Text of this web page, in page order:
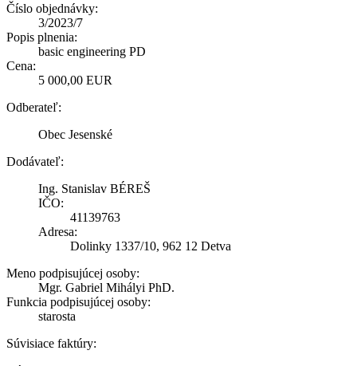
Číslo objednávky:
3/2023/7
Popis plnenia:
basic engineering PD
Cena:
5 000,00 EUR
Odberateľ:
Obec Jesenské
Dodávateľ:
Ing. Stanislav BÉREŠ
IČO:
41139763
Adresa:
Dolinky 1337/10, 962 12 Detva
Meno podpisujúcej osoby:
Mgr. Gabriel Mihályi PhD.
Funkcia podpisujúcej osoby:
starosta
Súvisiace faktúry: